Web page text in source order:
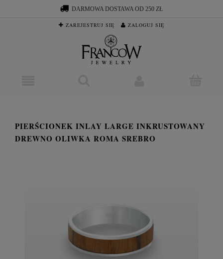
DARMOWA DOSTAWA OD 250 ZŁ
ZAREJESTRUJ SIĘ ZALOGUJ SIĘ
PIERŚCIONEK INLAY LARGE INKRUSTOWANY
DREWNO OLIWKA ROMA SREBRO